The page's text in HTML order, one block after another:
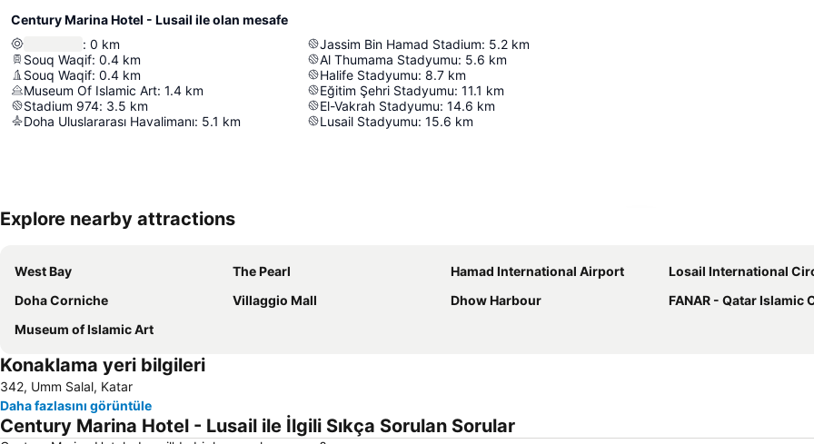
Century Marina Hotel - Lusail ile olan mesafe
: 0 km
Souq Waqif: 0.4 km
Souq Waqif: 0.4 km
Museum Of Islamic Art: 1.4 km
Stadium 974: 3.5 km
Doha Uluslararası Havalimanı: 5.1 km
Jassim Bin Hamad Stadium: 5.2 km
Al Thumama Stadyumu: 5.6 km
Halife Stadyumu: 8.7 km
Eğitim Şehri Stadyumu: 11.1 km
El-Vakrah Stadyumu: 14.6 km
Lusail Stadyumu: 15.6 km
Explore nearby attractions
West Bay The Pearl Hamad International Airport
Losail International
Doha Corniche
Villaggio Mall Dhow Harbour
FANAR - Qatar Islamic
Museum of Islamic Art
Konaklama yeri bilgileri
342, Umm Salal, Katar
Daha fazlasını görüntüle
Century Marina Hotel - Lusail ile İlgili Sıkça Sorulan Sorular